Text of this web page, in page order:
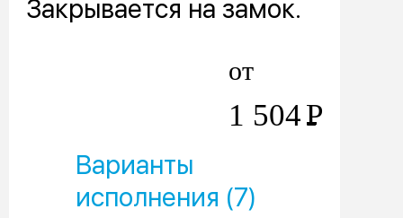
Закрывается на замок.
от
1 504Р
Варианты
исполнения (7)